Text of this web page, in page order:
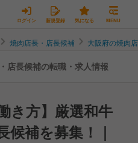
ログイン 新規登録 気になる MENU
焼肉店長・店長候補 大阪府の焼肉
店長候補の転職・求人情報
き方】厳選和牛
候補を募集！｜